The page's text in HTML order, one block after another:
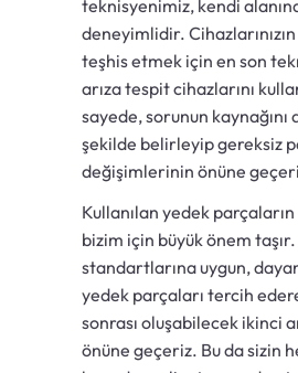
teknisyenimiz, kendi
deneyimlidir. Cihazlarınızın
teşhis etmek için en son
arıza tespit cihazlarını
sayede, sorunun kaynağını
şekilde belirleyip gereksiz
değişimlerinin önüne
Kullanılan yedek
bizim için büyük önem taşır.
standartlarına uygun,
yedek parçaları tercih
sonrası oluşabilecek ikinci
önüne geçeriz. Bu da sizin